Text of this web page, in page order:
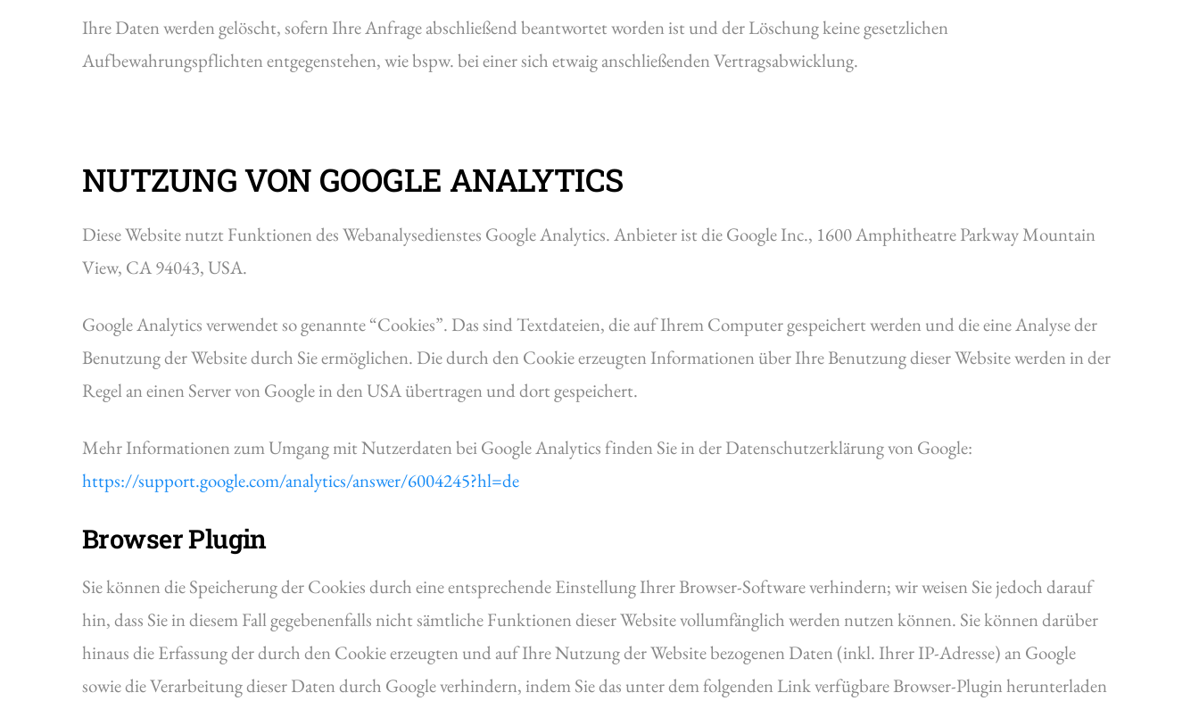
Ihre Daten werden gelöscht, sofern Ihre Anfrage abschließend beantwortet worden ist und der Löschung keine gesetzlichen
Aufbewahrungspflichten entgegenstehen, wie bspw. bei einer sich etwaig anschließenden Vertragsabwicklung.
NUTZUNG VON GOOGLE ANALYTICS
Diese Website nutzt Funktionen des Webanalysedienstes Google Analytics. Anbieter ist die Google Inc., 1600 Amphitheatre Parkway Mountain
View, CA 94043, USA.
Google Analytics verwendet so genannte “Cookies”. Das sind Textdateien, die auf Ihrem Computer gespeichert werden und die eine Analyse der
Benutzung der Website durch Sie ermöglichen. Die durch den Cookie erzeugten Informationen über Ihre Benutzung dieser Website werden in der
Regel an einen Server von Google in den USA übertragen und dort gespeichert.
Mehr Informationen zum Umgang mit Nutzerdaten bei Google Analytics finden Sie in der Datenschutzerklärung von Google:
https://support.google.com/analytics/answer/6004245?hl=de
Browser Plugin
Sie können die Speicherung der Cookies durch eine entsprechende Einstellung Ihrer Browser-Software verhindern; wir weisen Sie jedoch darauf
hin, dass Sie in diesem Fall gegebenenfalls nicht sämtliche Funktionen dieser Website vollumfänglich werden nutzen können. Sie können darüber
hinaus die Erfassung der durch den Cookie erzeugten und auf Ihre Nutzung der Website bezogenen Daten (inkl. Ihrer IP-Adresse) an Google
sowie die Verarbeitung dieser Daten durch Google verhindern, indem Sie das unter dem folgenden Link verfügbare Browser-Plugin herunterladen